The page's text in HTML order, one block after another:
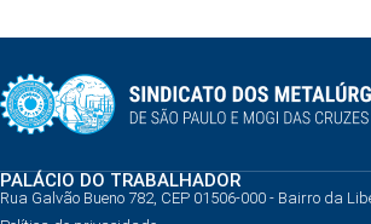
PALÁCIO DO TRABALHADOR
Rua Galvão Bueno 782, CEP 01506-000 - Bairro da